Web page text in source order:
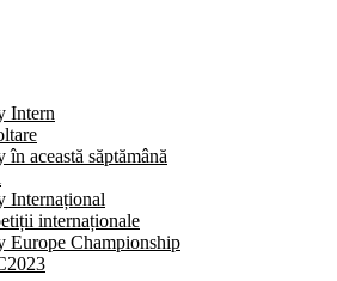
Intern
în această săptămână
Internațional
internaționale
Europe Championship